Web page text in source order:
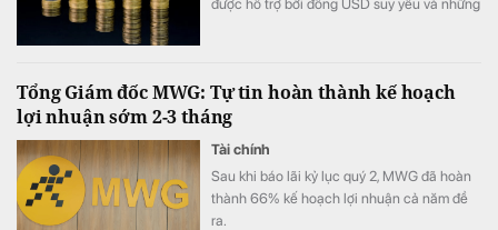
được hỗ trợ bởi đồng USD suy yếu và những
triển vọng chính sách của Fed.
Tổng Giám đốc MWG: Tự tin hoàn thành kế hoạch
lợi nhuận sớm 2-3 tháng
Tài chính
Sau khi báo lãi kỷ lục quý 2, MWG đã hoàn
thành 66% kế hoạch lợi nhuận cả năm đề
ra.